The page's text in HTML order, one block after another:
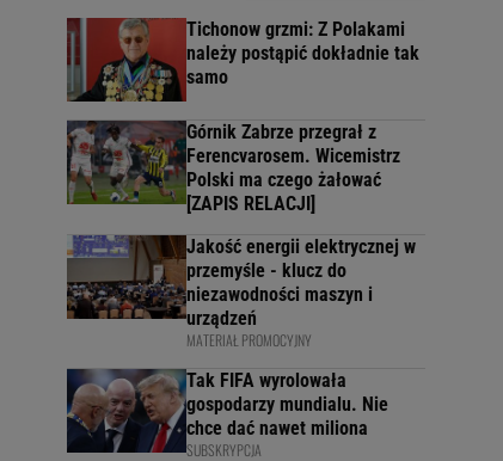
Tichonow grzmi: Z Polakami
należy postąpić dokładnie tak
samo
Górnik Zabrze przegrał z
Ferencvarosem. Wicemistrz
Polski ma czego żałować
[ZAPIS RELACJI]
Jakość energii elektrycznej w
przemyśle - klucz do
niezawodności maszyn i
urządzeń
MATERIAŁ PROMOCYJNY
Tak FIFA wyrolowała
gospodarzy mundialu. Nie
chce dać nawet miliona
SUBSKRYPCJA